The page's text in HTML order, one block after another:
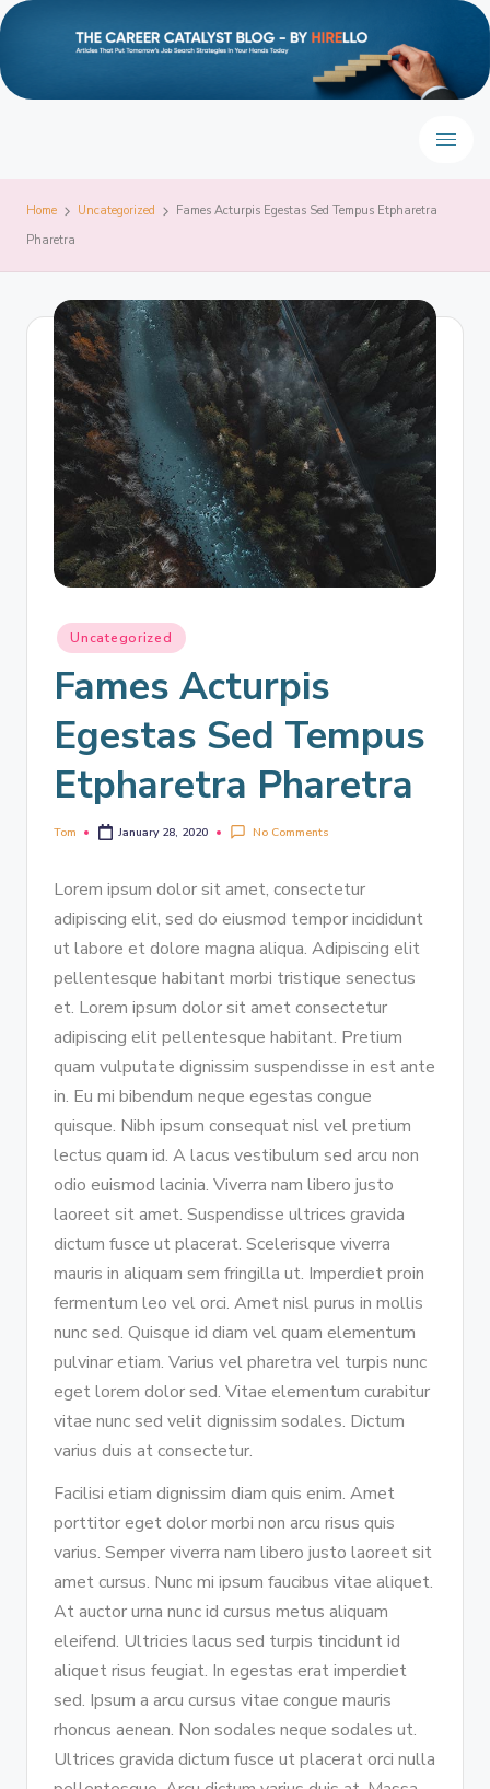
Home Uncategorized
Fames Acturpis Egestas Sed Tempus Etpharetra
Pharetra
Uncategorized
Fames Acturpis
Egestas Sed Tempus
Etpharetra Pharetra
Tom January 28, 2020 No Comments
Lorem ipsum dolor sit amet, consectetur
adipiscing elit, sed do eiusmod tempor incididunt
ut labore et dolore magna aliqua. Adipiscing elit
pellentesque habitant morbi tristique senectus
et. Lorem ipsum dolor sit amet consectetur
adipiscing elit pellentesque habitant. Pretium
quam vulputate dignissim suspendisse in est ante
in. Eu mi bibendum neque egestas congue
quisque. Nibh ipsum consequat nisl vel pretium
lectus quam id. A lacus vestibulum sed arcu non
odio euismod lacinia. Viverra nam libero justo
laoreet sit amet. Suspendisse ultrices gravida
dictum fusce ut placerat. Scelerisque viverra
mauris in aliquam sem fringilla ut. Imperdiet proin
fermentum leo vel orci. Amet nisl purus in mollis
nunc sed. Quisque id diam vel quam elementum
pulvinar etiam. Varius vel pharetra vel turpis nunc
eget lorem dolor sed. Vitae elementum curabitur
vitae nunc sed velit dignissim sodales. Dictum
varius duis at consectetur.
Facilisi etiam dignissim diam quis enim. Amet
porttitor eget dolor morbi non arcu risus quis
varius. Semper viverra nam libero justo laoreet sit
amet cursus. Nunc mi ipsum faucibus vitae aliquet.
At auctor urna nunc id cursus metus aliquam
eleifend. Ultricies lacus sed turpis tincidunt id
aliquet risus feugiat. In egestas erat imperdiet
sed. Ipsum a arcu cursus vitae congue mauris
rhoncus aenean. Non sodales neque sodales ut.
Ultrices gravida dictum fusce ut placerat orci nulla